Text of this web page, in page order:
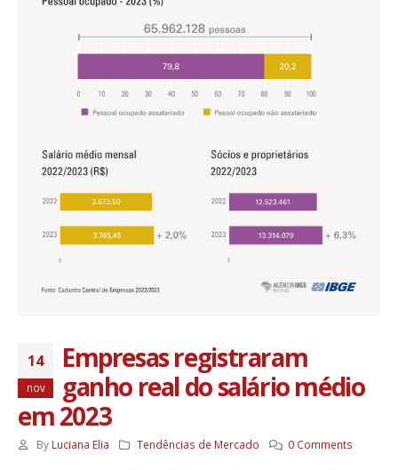
14
nov
Empresas registraram
ganho real do salário médio
em 2023
By Luciana Elia Tendências de Mercado 0 Comments